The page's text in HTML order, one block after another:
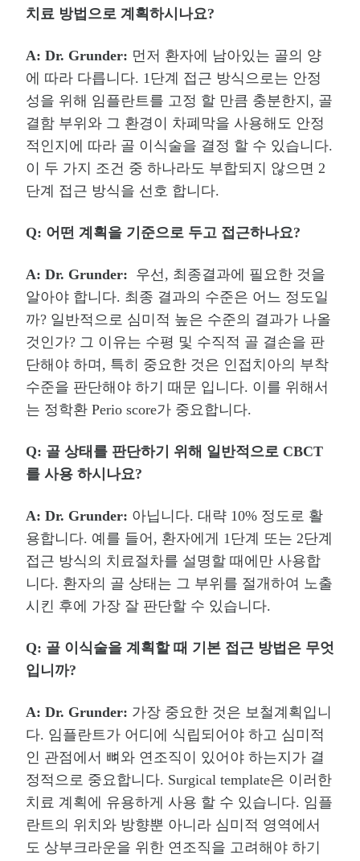
치료 방법으로 계획하시나요?
A: Dr. Grunder: 먼저 환자에 남아있는 골의 양
에 따라 다릅니다. 1단계 접근 방식으로는 안정
성을 위해 임플란트를 고정 할 만큼 충분한지 , 골
결함 부위와 그 환경이 차폐막을 사용해도 안정
적인지에 따라 골 이식술을 결정 할 수 있습니다.
이 두 가지 조건 중 하나라도 부합되지 않으면 2
단계 접근 방식을 선호 합니다.
Q: 어떤 계획을 기준으로 두고 접근하나요?
A: Dr. Grunder: 우선, 최종결과에 필요한 것을
알아야 합니다. 최종 결과의 수준은 어느 정도일
까? 일반적으로 심미적 높은 수준의 결과가 나올
것인가? 그 이유는 수평 및 수직적 골 결손을 판
단해야 하며 , 특히 중요한 것은 인접치아의 부착
수준을 판단해야 하기 때문 입니다. 이를 위해서
는 정학환 Perio score가 중요합니다.
Q: 골 상태를 판단하기 위해 일반적으로 CBCT
를 사용 하시나요?
A: Dr. Grunder: 아닙니다. 대략 10% 정도로 활
용합니다. 예를 들어 , 환자에게 1단계 또는 2단계
접근 방식의 치료절차를 설명할 때에만 사용합
니다. 환자의 골 상태는 그 부위를 절개하여 노출
시킨 후에 가장 잘 판단할 수 있습니다.
Q: 골 이식술을 계획할 때 기본 접근 방법은 무엇
입니까?
A: Dr. Grunder: 가장 중요한 것은 보철계획입니
다. 임플란트가 어디에 식립되어야 하고 심미적
인 관점에서 뼈와 연조직이 있어야 하는지가 결
정적으로 중요합니다. Surgical template은 이러한
치료 계획에 유용하게 사용 할 수 있습니다. 임플
란트의 위치와 방향뿐 아니라 심미적 영역에서
도 상부크라운을 위한 연조직을 고려해야 하기